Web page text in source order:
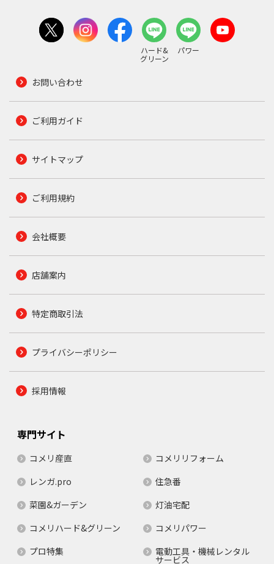
ハード&
グリーン
パワー
お問い合わせ
ご利用ガイド
サイトマップ
ご利用規約
会社概要
店舗案内
特定商取引法
プライバシーポリシー
採用情報
専門サイト
コメリ産直
コメリリフォーム
レンガ.pro
住急番
菜園&ガーデン
灯油宅配
コメリハード&グリーン
コメリパワー
プロ特集
電動工具・機械レンタル
サービス